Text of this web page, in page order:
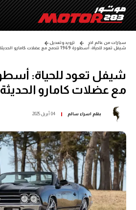
سيارات من عالم اخر
تزويد وتعديل
شيفل تعود للحياة: أسطورة 1969 تندمج مع عضلات كامارو الحديثة
مع عضلات كامارو الحديثة
بقلم اسراء سالم 04 أبريل 2025